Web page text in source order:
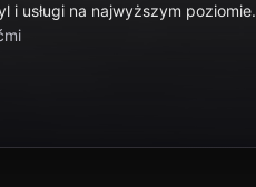
i usługi na najwyższym poziomie.